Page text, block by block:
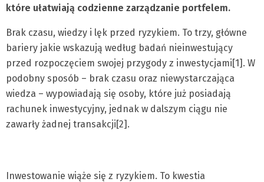
które ułatwiają codzienne zarządzanie portfelem.
Brak czasu, wiedzy i lęk przed ryzykiem. To trzy, główne
bariery jakie wskazują według badań nieinwestujący
przed rozpoczęciem swojej przygody z inwestycjami[1]. W
podobny sposób – brak czasu oraz niewystarczająca
wiedza – wypowiadają się osoby, które już posiadają
rachunek inwestycyjny, jednak w dalszym ciągu nie
zawarły żadnej transakcji[2].
Inwestowanie wiąże się z ryzykiem. To kwestia